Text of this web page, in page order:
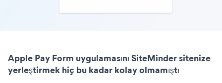
Apple Pay Form uygulamasını SiteMinder sitenize
yerleştirmek hiç bu kadar kolay olmamıştı